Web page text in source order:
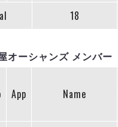
クオーレ仙台
C．C．横浜
ミーナ浜松
18
オーシャンズ メンバー
App Name